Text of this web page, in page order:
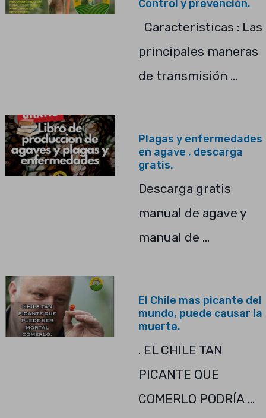
Control y prevención.
Características : Las
principales maneras
de transmisión …
Plagas y enfermedades
en agave , descarga
gratis.
Descarga gratis
manual de agave y
manual de …
El Chile mas picante del
mundo, puede causar la
muerte.
. EL CHILE TAN
PICANTE QUE
COMERLO PODRÍA …